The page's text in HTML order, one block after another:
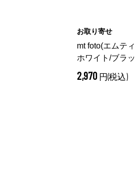
お取り寄せ
mt foto(エムテ
ホワイト/ブラ
2,970 円(税込)